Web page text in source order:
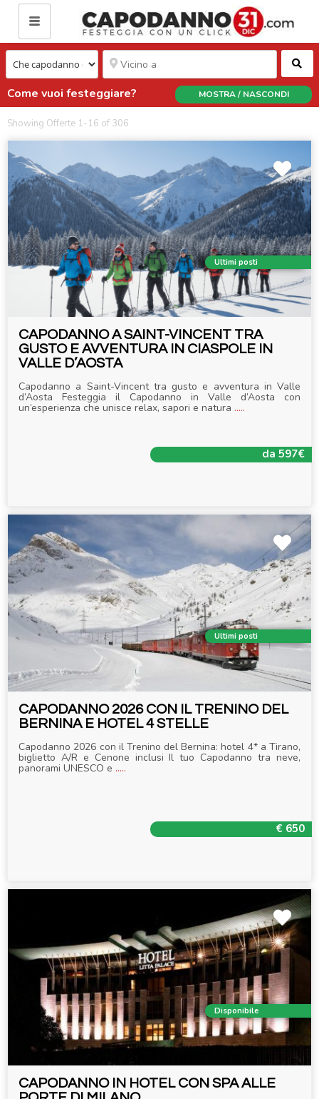
Come vuoi festeggiare? MOSTRA / NASCONDI
Showing Offerte 1-16 of 306
Ultimi posti
CAPODANNO A SAINT-VINCENT TRA
GUSTO E AVVENTURA IN CIASPOLE IN
VALLE D’AOSTA
Capodanno a Saint-Vincent tra gusto e avventura in Valle
d’Aosta Festeggia il Capodanno in Valle d’Aosta con
un’esperienza che unisce relax, sapori e natura .....
da 597€
Ultimi posti
CAPODANNO 2026 CON IL TRENINO DEL
BERNINA E HOTEL 4 STELLE
Capodanno 2026 con il Trenino del Bernina: hotel 4* a Tirano,
biglietto A/R e Cenone inclusi Il tuo Capodanno tra neve,
panorami UNESCO e .....
€ 650
Disponibile
CAPODANNO IN HOTEL CON SPA ALLE